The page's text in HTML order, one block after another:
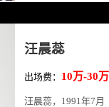
汪晨蕊
出场费： 10万-30万
汪晨蕊，1991年7月